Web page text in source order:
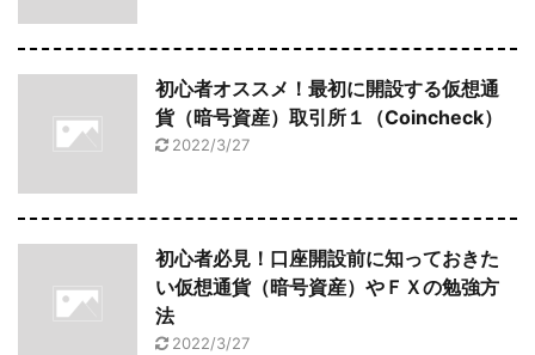
初心者オススメ！最初に開設する仮想通
貨（暗号資産）取引所１（Coincheck）
2022/3/27
初心者必見！口座開設前に知っておきた
い仮想通貨（暗号資産）やＦＸの勉強方
法
2022/3/27